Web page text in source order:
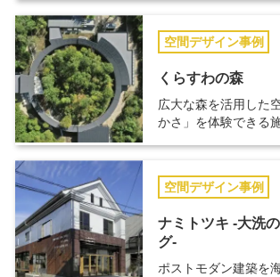
空間デザイン事例
くらすわの森
広大な森を活用した
かさ」を体験できる
空間デザイン事例
ナミトツキ -大洗
グ-
ポストモダン建築を